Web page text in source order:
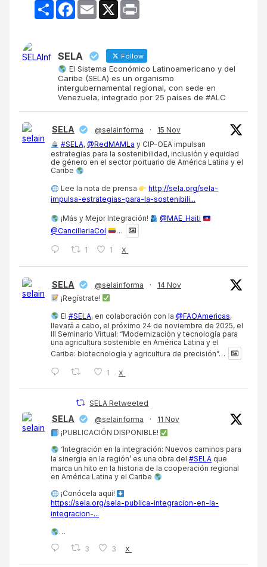
CompartirFacebook
Email X
SELA Follow
El Sistema Económico Latinoamericano y del
Caribe (SELA) es un organismo
intergubernamental regional, con sede en
Venezuela, integrado por 25 países de #ALC
SELA @selainforma ·
15 Nov
#SELA, @RedMAMLa y CIP-OEA impulsan
estrategias para la sostenibilidad, inclusión y equidad
de género en el sector portuario de América Latina y el
Caribe
Lee la nota de prensa
http://sela.org/sela-
impulsa-estrategias-para-la-sostenibili...
¡Más y Mejor Integración!
@MAE_Haiti
@CancilleriaCol
…
1 1 X
SELA @selainforma ·
14 Nov
¡Regístrate!
El #SELA, en colaboración con la @FAOAmericas,
llevará a cabo, el próximo 24 de noviembre de 2025, el
III Seminario Virtual: “Modernización y tecnología para
una agricultura sostenible en América Latina y el
Caribe: biotecnología y agricultura de precisión”…
1 X
SELA Retweeted
SELA @selainforma ·
11 Nov
¡PUBLICACIÓN DISPONIBLE!
‘Integración en la integración: Nuevos caminos para
la sinergia en la región’ es una obra del #SELA que
marca un hito en la historia de la cooperación regional
en América Latina y el Caribe
¡Conócela aquí!
https://sela.org/sela-publica-integracion-en-la-
integracion-...
…
3
3 X